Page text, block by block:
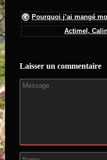
Pourquoi j’ai mangé
Actimel,
Laisser un commentaire